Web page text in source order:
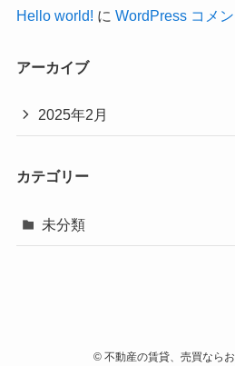
Hello world! に WordPress コメ
アーカイブ
2025年2月
カテゴリー
未分類
©不動産の賃貸、売買ならお